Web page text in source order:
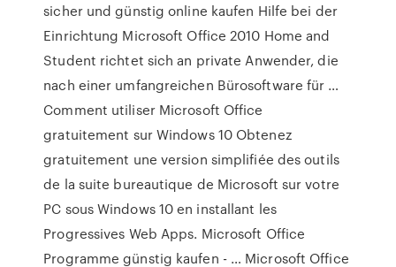
sicher und günstig online kaufen Hilfe bei der
Einrichtung Microsoft Office 2010 Home and
Student richtet sich an private Anwender, die
nach einer umfangreichen Bürosoftware für …
Comment utiliser Microsoft Office
gratuitement sur Windows 10 Obtenez
gratuitement une version simplifiée des outils
de la suite bureautique de Microsoft sur votre
PC sous Windows 10 en installant les
Progressives Web Apps. Microsoft Office
Programme günstig kaufen - … Microsoft Office